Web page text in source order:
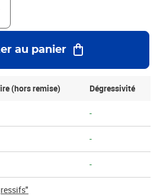
recyclées -Meilleur rendement que
au panier
(hors remise) Dégressivité
-
-
-